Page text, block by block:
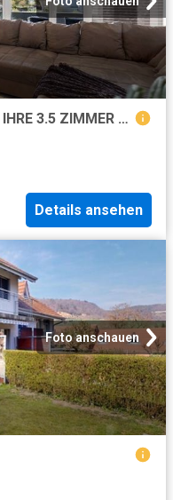
RUHIGES WOHNEN AM BACH – IHRE 3.5 ZIMMER OASE IN SISSACH
Details ansehen
Foto anschauen